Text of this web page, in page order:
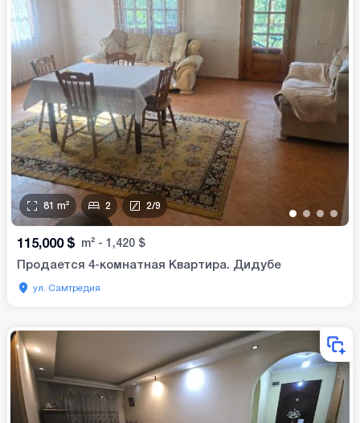
• • • •
81 m² 2 2/9
115,000 $ m² - 1,420 $
Продается 4-комнатная Квартира. Дидубе
ул. Самтредия